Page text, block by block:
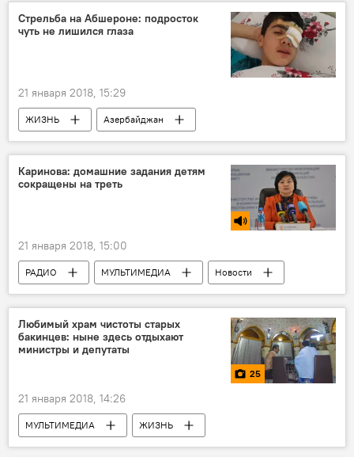
Стрельба на Абшероне: подросток
чуть не лишился глаза
21 января 2018, 15:29
ЖИЗНЬ
Азербайджан
Происшествия
Новости
Абшерон
стрельба
Каринова: домашние задания детям
сокращены на треть
21 января 2018, 15:00
РАДИО МУЛЬТИМЕДИА
Новости
ЖИЗНЬ
Любимый храм чистоты старых
бакинцев: ныне здесь отдыхают
министры и депутаты
25
21 января 2018, 14:26
МУЛЬТИМЕДИА
ЖИЗНЬ
Азербайджан
Фото Новости